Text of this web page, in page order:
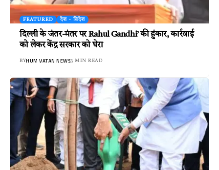
FEATURED देश - विदेश
दिल्ली के जंतर-मंतर पर Rahul Gandhi’ की हुंकार, कार्रवाई
को लेकर केंद्र सरकार को घेरा
BYHUM VATAN NEWS3 MIN READ